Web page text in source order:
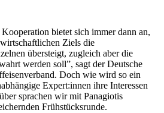
bietet sich immer dann an,
Ziels die
übersteigt, zugleich aber die
werden soll”, sagt der Deutsche
Doch wie wird so ein
Expert:innen ihre Interessen
sprachen wir mit Panagiotis
Frühstücksrunde.